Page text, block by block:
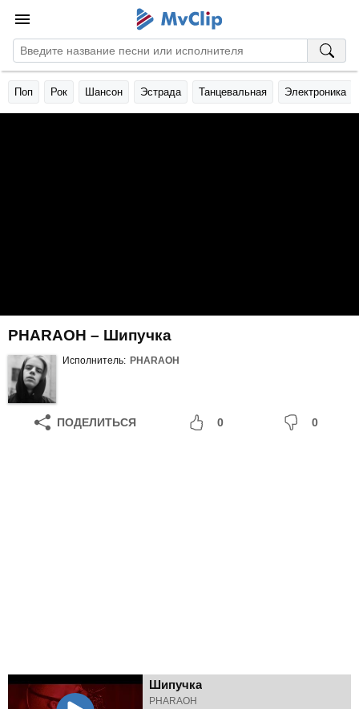
Поп Рок Шансон Эстрада Танцевальная Электроника
PHARAOH – Шипучка
Исполнитель: PHARAOH
ПОДЕЛИТЬСЯ 0 0
Шипучка
PHARAOH